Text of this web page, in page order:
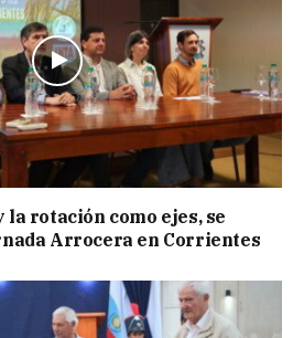
la rotación como ejes, se
Arrocera en Corrientes